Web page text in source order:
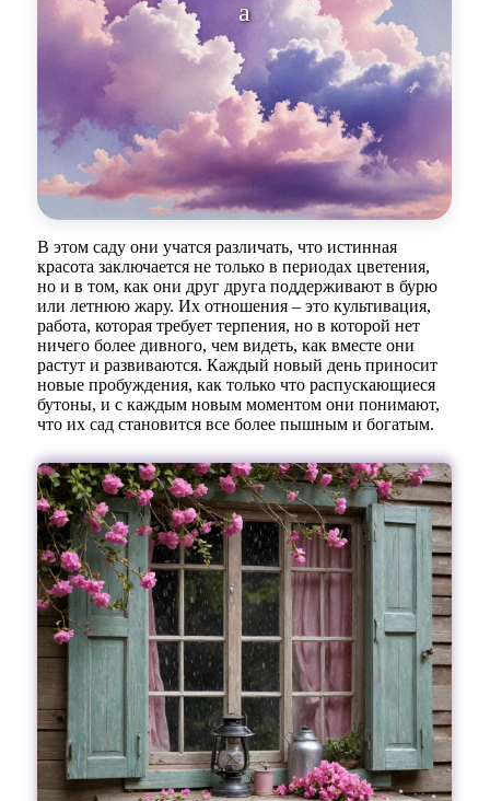
а волшебный закон.
В этом саду они учатся различать, что истинная
красота заключается не только в периодах цветения,
но и в том, как они друг друга поддерживают в бурю
или летнюю жару. Их отношения – это культивация,
работа, которая требует терпения, но в которой нет
ничего более дивного, чем видеть, как вместе они
растут и развиваются. Каждый новый день приносит
новые пробуждения, как только что распускающиеся
бутоны, и с каждым новым моментом они понимают,
что их сад становится все более пышным и богатым.